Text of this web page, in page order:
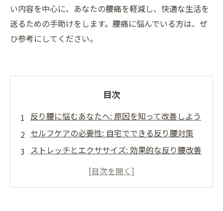
い内容を中心に、あなたの腰痛を軽減し、快適な生活を
送るための手助けをします。腰痛に悩んでいる方は、ぜ
ひ参考にしてください。
目次
反り腰に悩むあなたへ: 原因を知って改善しよう
セルフケアの必要性: 自宅でできる反り腰対策
ストレッチとエクササイズ: 効果的な反り腰改善